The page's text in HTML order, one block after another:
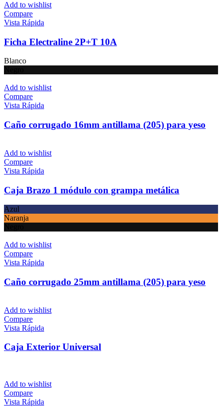
Add to wishlist
Compare
Vista Rápida
Ficha Electraline 2P+T 10A
Blanco
Add to wishlist
Compare
Vista Rápida
Caño corrugado 16mm antillama (205) para yeso
Add to wishlist
Compare
Vista Rápida
Caja Brazo 1 módulo con grampa metálica
Azul
Naranja
Add to wishlist
Compare
Vista Rápida
Caño corrugado 25mm antillama (205) para yeso
Add to wishlist
Compare
Vista Rápida
Caja Exterior Universal
Add to wishlist
Compare
Vista Rápida